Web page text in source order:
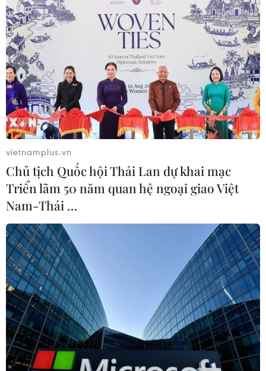
vietnamplus.vn
Chủ tịch Quốc hội Thái Lan dự khai mạc
Triển lãm 50 năm quan hệ ngoại giao Việt
Nam-Thái …